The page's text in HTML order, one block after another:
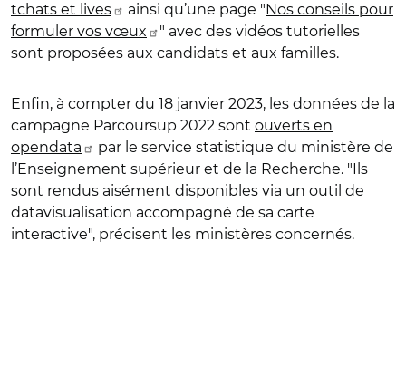
tchats et lives
ainsi qu’une page "Nos conseils pour
formuler vos vœux
" avec des vidéos tutorielles
sont proposées aux candidats et aux familles.
Enfin, à compter du 18 janvier 2023, les données de la
campagne Parcoursup 2022 sont ouverts en
opendata
par le service statistique du ministère de
l’Enseignement supérieur et de la Recherche. "Ils
sont rendus aisément disponibles via un outil de
datavisualisation accompagné de sa carte
interactive", précisent les ministères concernés.